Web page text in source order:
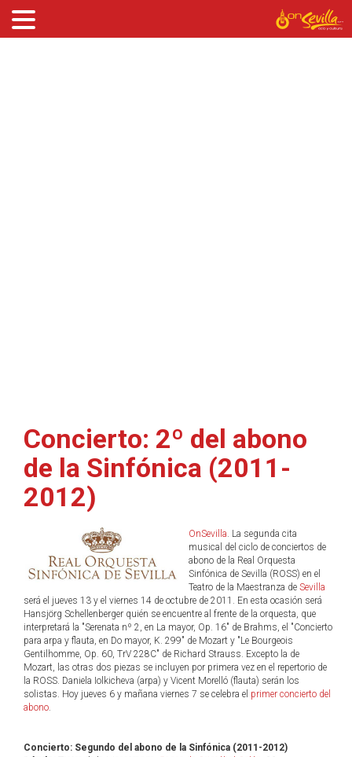
Concierto: 2º del abono
de la Sinfónica (2011-
2012)
OnSevilla. La segunda cita
musical del ciclo de conciertos de
abono de la Real Orquesta
Sinfónica de Sevilla (ROSS) en el
Teatro de la Maestranza de Sevilla
será el jueves 13 y el viernes 14 de octubre de 2011. En esta ocasión será
Hansjörg Schellenberger quién se encuentre al frente de la orquesta, que
interpretará la "Serenata nº 2, en La mayor, Op. 16" de Brahms, el "Concierto
para arpa y flauta, en Do mayor, K. 299" de Mozart y "Le Bourgeois
Gentilhomme, Op. 60, TrV 228C" de Richard Strauss. Excepto la de
Mozart, las otras dos piezas se incluyen por primera vez en el repertorio de
la ROSS. Daniela Iolkicheva (arpa) y Vicent Morelló (flauta) serán los
solistas. Hoy jueves 6 y mañana viernes 7 se celebra el primer concierto del
abono.
Concierto: Segundo del abono de la Sinfónica (2011-2012)